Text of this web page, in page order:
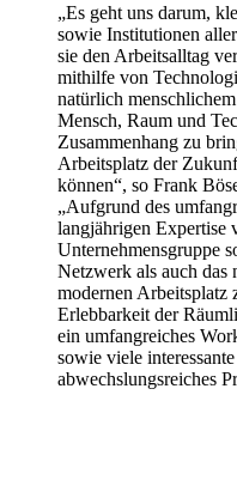
„Es geht uns darum,
sowie Institutionen
sie den Arbeitsalltag
mithilfe von
natürlich
Mensch, Raum und
Zusammenhang zu
Arbeitsplatz der
können“, so Frank
„Aufgrund des
langjährigen Expertise
Unternehmensgruppe
Netzwerk als auch
modernen Arbeitsplatz
Erlebbarkeit der
ein umfangreiches
sowie viele
abwechslungsreiches